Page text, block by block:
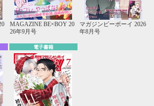
MAGAZINE BE×BOY 20
26年9月号
マガジンビーボーイ 2026
年8月号
電子書籍